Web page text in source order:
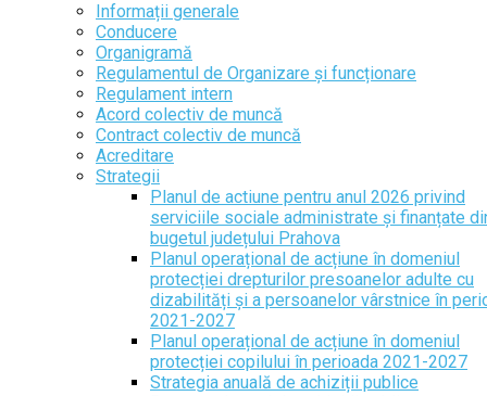
Informații generale
Conducere
Organigramă
Regulamentul de Organizare și funcționare
Regulament intern
Acord colectiv de muncă
Contract colectiv de muncă
Acreditare
Strategii
Planul de actiune pentru anul 2026 privind
serviciile sociale administrate și finanțate
bugetul județului Prahova
Planul operațional de acțiune în domeniul
protecției drepturilor presoanelor adulte cu
dizabilități și a persoanelor vârstnice în
2021-2027
Planul operațional de acțiune în domeniul
protecției copilului în perioada 2021-2027
Strategia anuală de achiziții publice